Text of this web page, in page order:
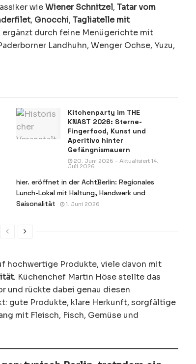
wieWiener Schnitzel, Tatar vom
, Gnocchi, Tagliatelle mit
ergänzt durch feine Menügerichte mit
Landhuhn, Wenger Ochse, Yuzu,
Kitchenparty im THE
KNAST 2026: Sterne-
Fingerfood, Kunst und
Aperitivo hinter
Gefängnismauern
20. Juni 2026 - Aktualisiert 14.
Juli 2026
hier. eröffnet in der AchtBerlin: Regionales
Lunch-Lokal mit Haltung, Handwerk und
Saisonalität
1. Juni 2026
hochwertige Produkte, viele davon mit
. Küchenchef Martin Höse stellte das
und rückte dabei genau diesen
gute Produkte, klare Herkunft, sorgfältige
mit Fleisch, Fisch, Gemüse und